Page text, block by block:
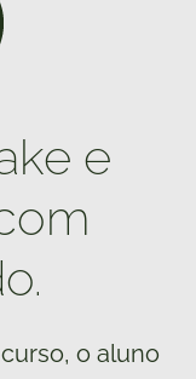
e
o aluno